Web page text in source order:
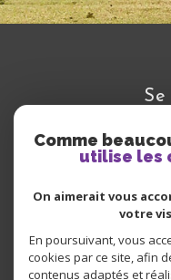
Comme
utilise les
On aimerait vous
votre
En poursuivant, vous
cookies par ce site, afin
contenus adaptés et
© 2022 | Tous droits
Plan du site-